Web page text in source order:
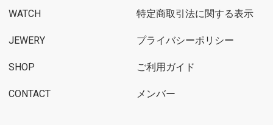
WATCH
JEWERY
SHOP
CONTACT
特定商取引法に関する表示
プライバシーポリシー
ご利用ガイド
メンバー